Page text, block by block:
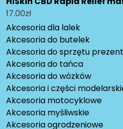
17.00zł
Akcesoria dla lalek
Akcesoria do butelek
Akcesoria do sprzętu
Akcesoria do tańca
Akcesoria do wózków
Akcesoria i części
Akcesoria motocyklowe
Akcesoria myśliwskie
Akcesoria ogrodzeniowe